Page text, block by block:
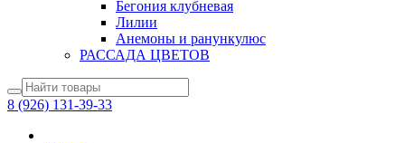
Бегония клубневая
Лилии
Анемоны и ранункулюс
РАССАДА ЦВЕТОВ
8 (926) 131-39-33